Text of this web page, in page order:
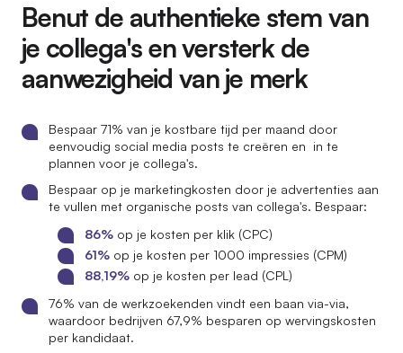
Benut de authentieke stem van
je collega's en versterk de
aanwezigheid van je merk
Bespaar 71% van je kostbare tijd per maand door
eenvoudig social media posts te creëren en in te
plannen voor je collega's.
Bespaar op je marketingkosten door je advertenties aan
te vullen met organische posts van collega's. Bespaar:
86% op je kosten per klik (CPC)
61% op je kosten per 1000 impressies (CPM)
88,19% op je kosten per lead (CPL)
76% van de werkzoekenden vindt een baan via-via,
waardoor bedrijven 67,9% besparen op wervingskosten
per kandidaat.